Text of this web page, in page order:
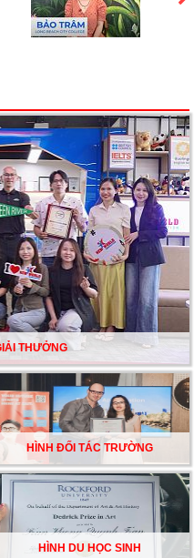
Completion, Washington
Cơ hội học tập và trải nghiệm tại
đầu
TOÀN DIỆN – BƯỚC ĐỆM VỮNG
EDUCATION
TRỞ THÀNH LỰA CHỌN HÀNG
SINH NĂM 2026 – VÀ TẤT CẢ
HỌC MỸ – BẮT ĐẦU TỪ NGÀY
SĂN HỌC BỔNG KỲ SPRING 2026
THƯỞNG
HÌNH ĐỐI TÁC TRƯỜNG
HÌNH DU HỌC SINH